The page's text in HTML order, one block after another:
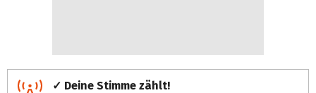
✓ Deine Stimme zählt!